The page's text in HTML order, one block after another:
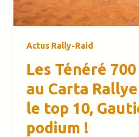
Actus Rally-Raid
Les Ténéré
au Carta
le top 10,
podium !